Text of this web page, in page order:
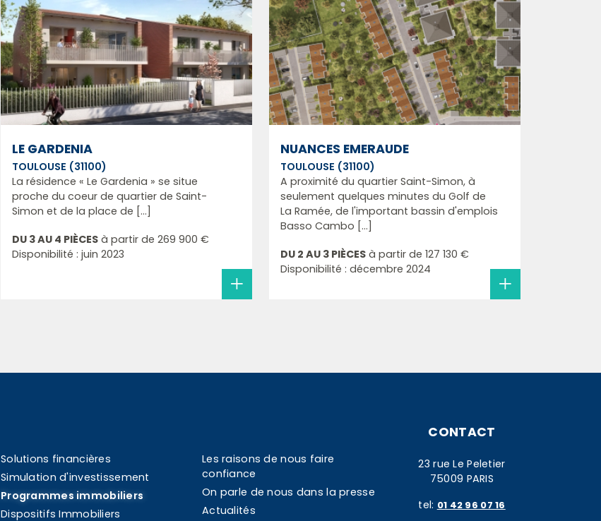
LE GARDENIA
TOULOUSE (31100)
La résidence « Le Gardenia » se situe
proche du coeur de quartier de Saint-
Simon et de la place de [...]
DU 3 AU 4 PIÈCES à partir de 269 900 €
Disponibilité : juin 2023
NUANCES EMERAUDE
TOULOUSE (31100)
A proximité du quartier Saint-Simon, à
seulement quelques minutes du Golf de
La Ramée, de l'important bassin d'emplois
Basso Cambo [...]
DU 2 AU 3 PIÈCES à partir de 127 130 €
Disponibilité : décembre 2024
Solutions financières
Simulation d'investissement
Programmes immobiliers
Dispositifs Immobiliers
Les raisons de nous faire
confiance
On parle de nous dans la presse
Actualités
CONTACT
23 rue Le Peletier
75009 PARIS
tel: 01 42 96 07 16